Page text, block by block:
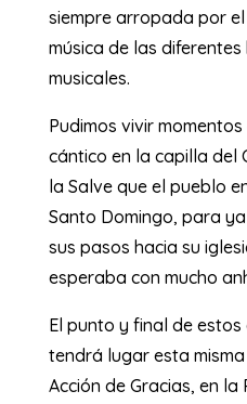
siempre arropada por
música de las
musicales.
Pudimos vivir
cántico en la capilla del
la Salve que el pueblo
Santo Domingo, para
sus pasos hacia su
esperaba con mucho
El punto y final de
tendrá lugar esta
Acción de Gracias, en